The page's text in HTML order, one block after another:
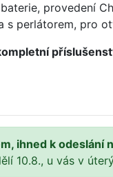
provedení
s perlátorem, pro
ihned k odeslání
10.8., u vás v úterý